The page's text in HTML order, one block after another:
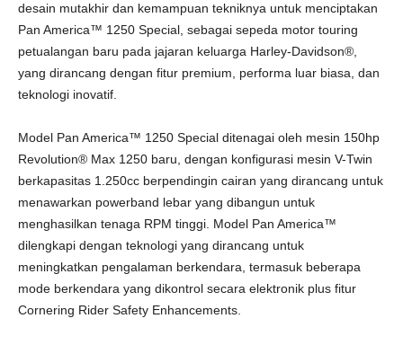
desain mutakhir dan kemampuan tekniknya untuk menciptakan
Pan America™ 1250 Special, sebagai sepeda motor touring
petualangan baru pada jajaran keluarga Harley-Davidson®,
yang dirancang dengan fitur premium, performa luar biasa, dan
teknologi inovatif.
Model Pan America™ 1250 Special ditenagai oleh mesin 150hp
Revolution® Max 1250 baru, dengan konfigurasi mesin V-Twin
berkapasitas 1.250cc berpendingin cairan yang dirancang untuk
menawarkan powerband lebar yang dibangun untuk
menghasilkan tenaga RPM tinggi. Model Pan America™
dilengkapi dengan teknologi yang dirancang untuk
meningkatkan pengalaman berkendara, termasuk beberapa
mode berkendara yang dikontrol secara elektronik plus fitur
Cornering Rider Safety Enhancements.